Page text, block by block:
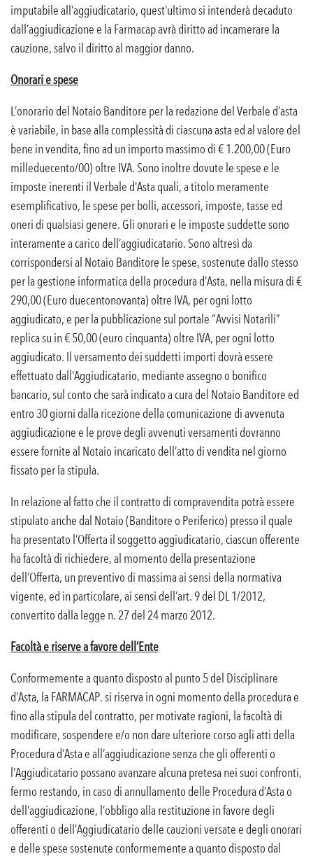
imputabile all’aggiudicatario, quest’ultimo si intenderà decaduto
dall’aggiudicazione e la Farmacap avrà diritto ad incamerare la
cauzione, salvo il diritto al maggior danno.
Onorari e spese
L’onorario del Notaio Banditore per la redazione del Verbale d’asta
è variabile, in base alla complessità di ciascuna asta ed al valore del
bene in vendita, fino ad un importo massimo di € 1.200,00 (Euro
milleduecento/00) oltre IVA. Sono inoltre dovute le spese e le
imposte inerenti il Verbale d’Asta quali, a titolo meramente
esemplificativo, le spese per bolli, accessori, imposte, tasse ed
oneri di qualsiasi genere. Gli onorari e le imposte suddette sono
interamente a carico dell’aggiudicatario. Sono altresì da
corrispondersi al Notaio Banditore le spese, sostenute dallo stesso
per la gestione informatica della procedura d’Asta, nella misura di €
290,00 (Euro duecentonovanta) oltre IVA, per ogni lotto
aggiudicato, e per la pubblicazione sul portale “Avvisi Notarili”
replica su in € 50,00 (euro cinquanta) oltre IVA, per ogni lotto
aggiudicato. Il versamento dei suddetti importi dovrà essere
effettuato dall’Aggiudicatario, mediante assegno o bonifico
bancario, sul conto che sarà indicato a cura del Notaio Banditore ed
entro 30 giorni dalla ricezione della comunicazione di avvenuta
aggiudicazione e le prove degli avvenuti versamenti dovranno
essere fornite al Notaio incaricato dell’atto di vendita nel giorno
fissato per la stipula.
In relazione al fatto che il contratto di compravendita potrà essere
stipulato anche dal Notaio (Banditore o Periferico) presso il quale
ha presentato l’Offerta il soggetto aggiudicatario, ciascun offerente
ha facoltà di richiedere, al momento della presentazione
dell’Offerta, un preventivo di massima ai sensi della normativa
vigente, ed in particolare, ai sensi dell’art. 9 del DL 1/2012,
convertito dalla legge n. 27 del 24 marzo 2012.
Facoltà e riserve a favore dell’Ente
Conformemente a quanto disposto al punto 5 del Disciplinare
d’Asta, la FARMACAP. si riserva in ogni momento della procedura e
fino alla stipula del contratto, per motivate ragioni, la facoltà di
modificare, sospendere e/o non dare ulteriore corso agli atti della
Procedura d’Asta e all’aggiudicazione senza che gli offerenti o
l’Aggiudicatario possano avanzare alcuna pretesa nei suoi confronti,
fermo restando, in caso di annullamento delle Procedura d’Asta o
dell’aggiudicazione, l’obbligo alla restituzione in favore degli
offerenti o dell’Aggiudicatario delle cauzioni versate e degli onorari
e delle spese sostenute conformemente a quanto disposto dal